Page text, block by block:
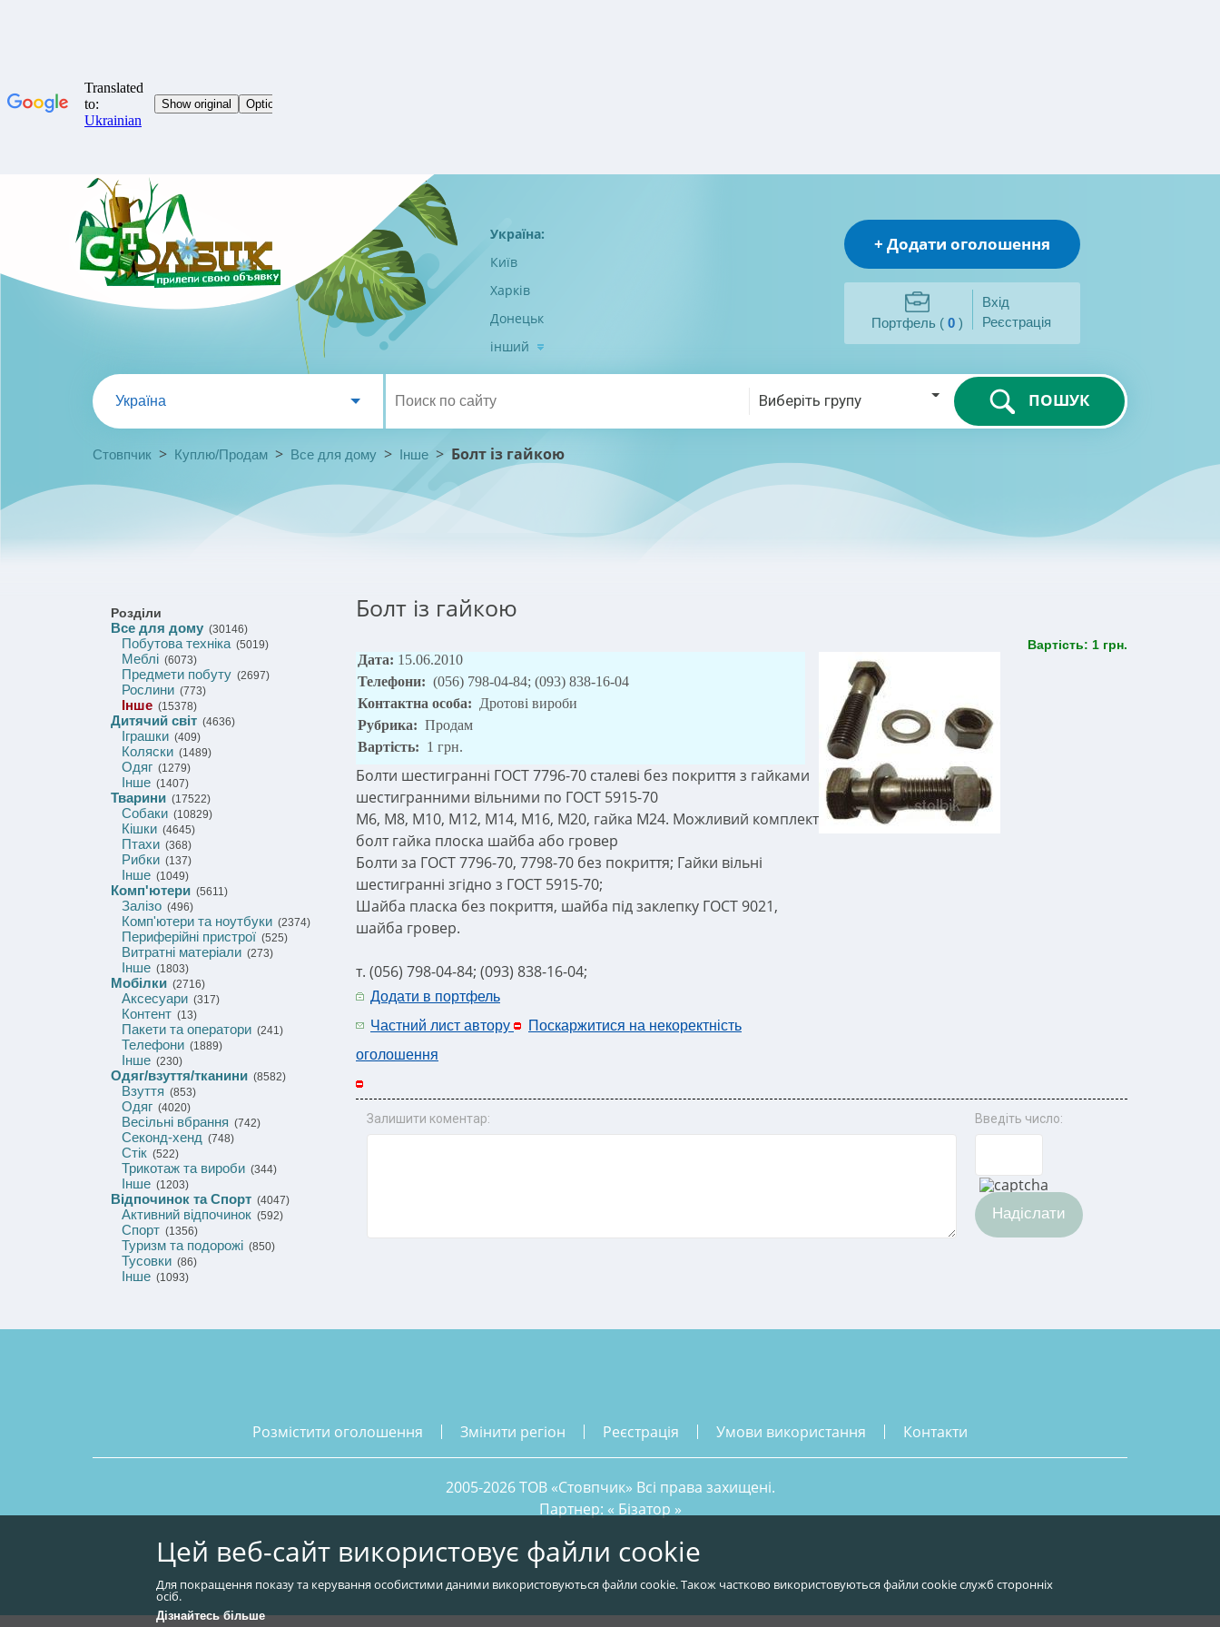
Україна:
Київ
Харків
Донецьк
інший
+ Додати оголошення
Портфель ( 0 )
Вхід
Реєстрація
Україна Виберіть групу ПОШУК
Стовпчик > Куплю/Продам > Все для дому > Інше > Болт із гайкою
Розділи
Все для дому (30146)
Побутова техніка(5019)
Меблі (6073)
Предмети побуту (2697)
Рослини (773)
Інше (15378)
Дитячий світ (4636)
Іграшки (409)
Коляски (1489)
Одяг (1279)
Інше (1407)
Тварини (17522)
Собаки (10829)
Кішки (4645)
Птахи (368)
Рибки (137)
Інше (1049)
Комп'ютери (5611)
Залізо (496)
Комп'ютери та ноутбуки (2374)
Периферійні пристрої (525)
Витратні матеріали (273)
Інше (1803)
Мобілки (2716)
Аксесуари (317)
Контент (13)
Пакети та оператори (241)
Телефони (1889)
Інше (230)
Одяг/взуття/тканини (8582)
Взуття (853)
Одяг (4020)
Весільні вбрання (742)
Секонд-хенд (748)
Стік (522)
Трикотаж та вироби (344)
Інше (1203)
Відпочинок та Спорт (4047)
Активний відпочинок (592)
Спорт (1356)
Туризм та подорожі (850)
Тусовки (86)
Інше (1093)
Болт із гайкою
Вартiсть: 1 грн.
Дата: 15.06.2010
Телефони: (056) 798-04-84; (093) 838-16-04
Контактна особа: Дротові вироби
Рубрика: Продам
Вартість: 1 грн.
Болти шестигранні ГОСТ 7796-70 сталеві без покриття з гайками
шестигранними вільними по ГОСТ 5915-70
М6, М8, М10, М12, М14, М16, М20, гайка М24. Можливий комплект
болт гайка плоска шайба або гровер
Болти за ГОСТ 7796-70, 7798-70 без покриття; Гайки вільні
шестигранні згідно з ГОСТ 5915-70;
Шайба пласка без покриття, шайба під заклепку ГОСТ 9021,
шайба гровер.
т. (056) 798-04-84; (093) 838-16-04;
Додати в портфель
Частний лист автору
Поскаржитися на некоректність
оголошення
Залишити коментар: Введіть число:
Надіслати
розмістити оголошення змінити регіон реєстрація умови використання контакти
2005-2026 ТОВ «Стовпчик» Всі права захищені.
Партнер: « Бізатор »
Цей веб-сайт використовує файли cookie
Для покращення показу та керування особистими даними використовуються файли cookie. Також частково використовуються файли cookie служб сторонніх
осіб.
Дізнайтесь більше